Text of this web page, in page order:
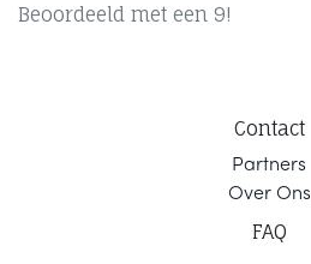
Beoordeeld met een 9!
Contact
Partners
Over Ons
FAQ